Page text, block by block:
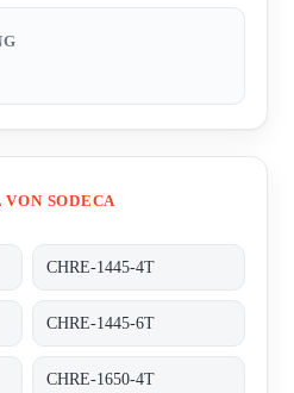
SODECA
CHRE-1445-4T
CHRE-1445-6T
CHRE-1650-4T